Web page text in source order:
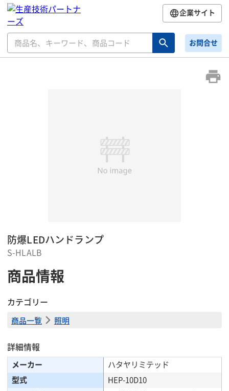
企業サイト
お問合せ
防爆LEDハンドランプ
S-HLALB
商品情報
カテゴリー
商品一覧 照明
詳細情報
メーカー
ハタヤリミテッド
型式
HEP-10D10